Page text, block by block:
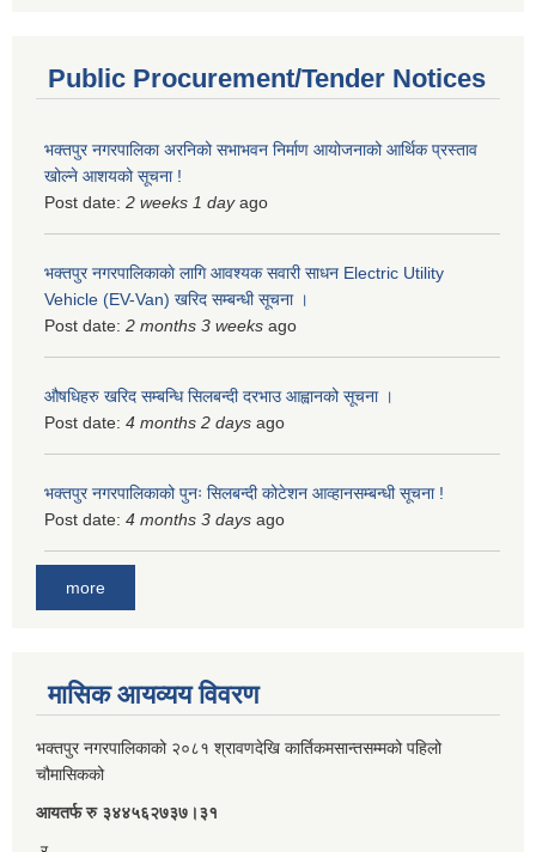
Public Procurement/Tender Notices
भक्तपुर नगरपालिका अरनिको सभाभवन निर्माण आयोजनाको आर्थिक प्रस्ताव
खोल्ने आशयको सूचना !
Post date: 2 weeks 1 dayago
भक्तपुर नगरपालिकाकाे लागि आवश्यक सवारी साधन Electric Utility
Vehicle (EV-Van) खरिद सम्बन्धी सूचना ।
Post date: 2 months 3 weeks ago
औषधिहरु खरिद सम्बन्धि सिलबन्दी दरभाउ आह्वानको सूचना ।
Post date: 4 months 2 days ago
भक्तपुर नगरपालिकाको पुनः सिलबन्दी कोटेशन आव्हानसम्बन्धी सूचना !
Post date: 4 months 3 days ago
more
मासिक आयव्यय विवरण
भक्तपुर नगरपालिकाको २०८१ श्रावणदेखि कार्तिकमसान्तसम्मको पहिलो
चौमासिकको
आयतर्फ रु‌ ३४४५६२७३७।३१